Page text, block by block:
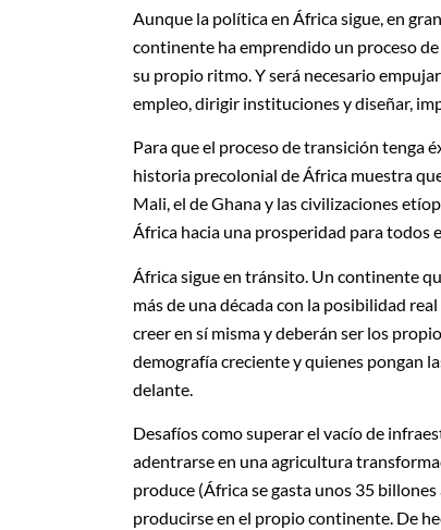
Aunque la política en África sigue, en
continente ha emprendido un proceso
su propio ritmo. Y será necesario
empleo, dirigir instituciones y diseñar,
Para que el proceso de transición tenga
historia precolonial de África muestra
Mali, el de Ghana y las civilizaciones
África hacia una prosperidad para todos
África sigue en tránsito. Un continente
más de una década con la posibilidad
creer en sí misma y deberán ser los
demografía creciente y quienes pongan
delante.
Desafíos como superar el vacío de
adentrarse en una agricultura
produce (África se gasta unos 35
producirse en el propio continente. De